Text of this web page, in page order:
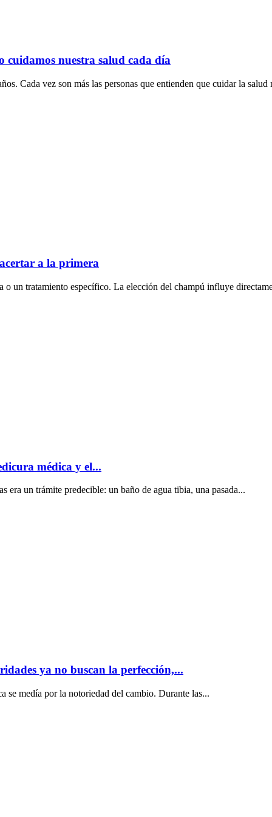
cuidamos nuestra salud cada día
Cada vez son más las personas que entienden que cuidar la salud
a la primera
un tratamiento específico. La elección del champú influye
médica y el...
era un trámite predecible: un baño de agua tibia, una pasada...
ya no buscan la perfección,...
se medía por la notoriedad del cambio. Durante las...